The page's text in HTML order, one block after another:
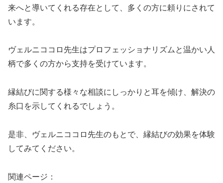
来へと導いてくれる存在として、多くの方に頼りにされて
います。
ヴェルニココロ先生はプロフェッショナリズムと温かい人
柄で多くの方から支持を受けています。
縁結びに関する様々な相談にしっかりと耳を傾け、解決の
糸口を示してくれるでしょう。
是非、ヴェルニココロ先生のもとで、縁結びの効果を体験
してみてください。
関連ページ：